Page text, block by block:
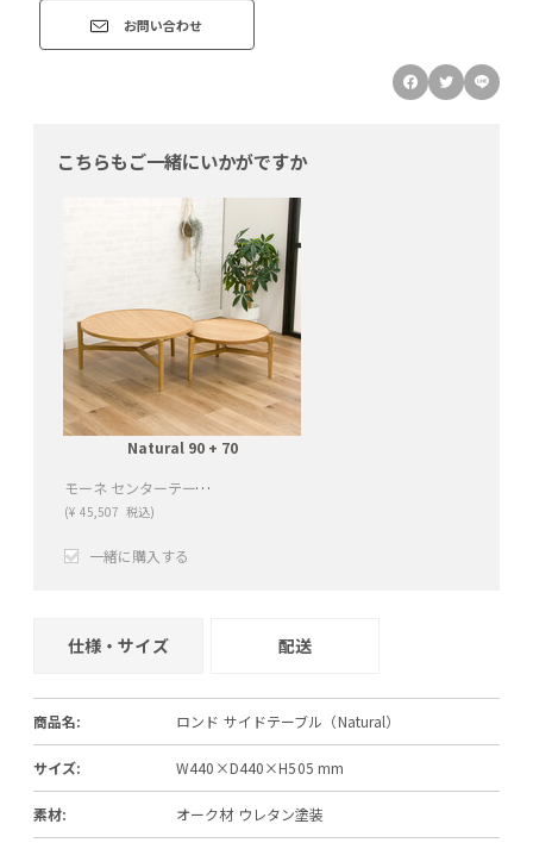
お問い合わせ
こちらもご一緒にいかがですか
Natural 90 + 70
モーネ センターテーブル 90（Natural）
(¥ 45,507 税込)
一緒に購入する
仕様・サイズ 配送
商品名: ロンド サイドテーブル（Natural）
サイズ: W440×D440×H505 mm
素材: オーク材 ウレタン塗装